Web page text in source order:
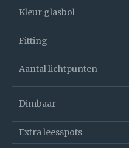
Kleur glasbol
Fitting
Aantal lichtpunten
Dimbaar
Extra leesspots